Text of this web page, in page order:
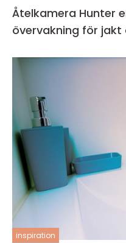
Åtelkamera Hunter enkel och smart
övervakning för jakt
inspiration